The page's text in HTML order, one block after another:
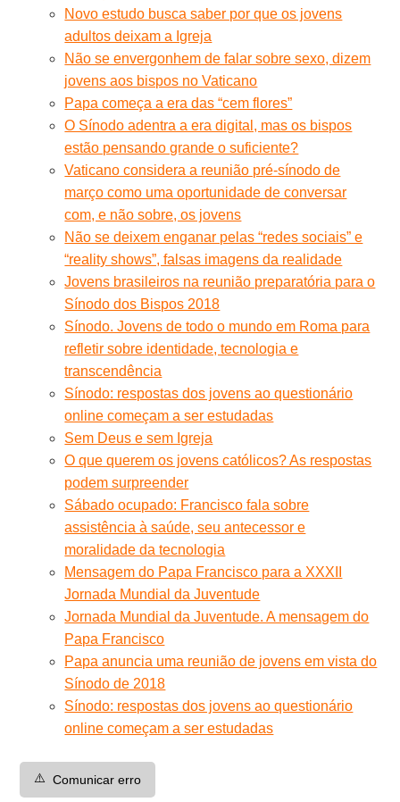
Novo estudo busca saber por que os jovens
adultos deixam a Igreja
Não se envergonhem de falar sobre sexo, dizem
jovens aos bispos no Vaticano
Papa começa a era das “cem flores”
O Sínodo adentra a era digital, mas os bispos
estão pensando grande o suficiente?
Vaticano considera a reunião pré-sínodo de
março como uma oportunidade de conversar
com, e não sobre, os jovens
Não se deixem enganar pelas “redes sociais” e
“reality shows”, falsas imagens da realidade
Jovens brasileiros na reunião preparatória para o
Sínodo dos Bispos 2018
Sínodo. Jovens de todo o mundo em Roma para
refletir sobre identidade, tecnologia e
transcendência
Sínodo: respostas dos jovens ao questionário
online começam a ser estudadas
Sem Deus e sem Igreja
O que querem os jovens católicos? As respostas
podem surpreender
Sábado ocupado: Francisco fala sobre
assistência à saúde, seu antecessor e
moralidade da tecnologia
Mensagem do Papa Francisco para a XXXII
Jornada Mundial da Juventude
Jornada Mundial da Juventude. A mensagem do
Papa Francisco
Papa anuncia uma reunião de jovens em vista do
Sínodo de 2018
Sínodo: respostas dos jovens ao questionário
online começam a ser estudadas
⚠️ Comunicar erro